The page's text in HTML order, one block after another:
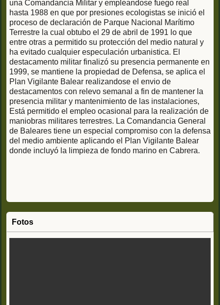
una Comandancia Militar y empleandose fuego real
hasta 1988 en que por presiones ecologistas se inició el
proceso de declaración de Parque Nacional Marítimo
Terrestre la cual obtubo el 29 de abril de 1991 lo que
entre otras a permitido su protección del medio natural y
ha evitado cualquier especulación urbanistica. El
destacamento militar finalizó su presencia permanente en
1999, se mantiene la propiedad de Defensa, se aplica el
Plan Vigilante Balear realizandose el envio de
destacamentos con relevo semanal a fin de mantener la
presencia militar y mantenimiento de las instalaciones,
Está permitido el empleo ocasional para la realización de
maniobras militares terrestres. La Comandancia General
de Baleares tiene un especial compromiso con la defensa
del medio ambiente aplicando el Plan Vigilante Balear
donde incluyó la limpieza de fondo marino en Cabrera.
Fotos